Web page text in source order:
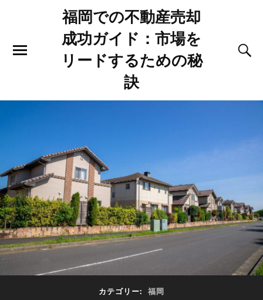
福岡での不動産売却
成功ガイド：市場を
リードするための秘
訣
カテゴリー: 福岡